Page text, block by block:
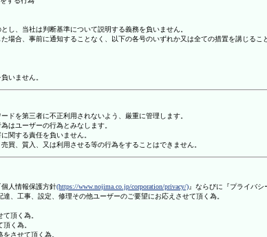
し、当社は判断基準について説明する義務を負いません。
合、事前に通知することなく、以下の各号のいずれか又は全ての措置を講じるこ
いません。
ドを第三者に不正利用されないよう、厳重に管理します。
はユーザーの行為とみなします。
関する責任を負いません。
買、質入、又は利用させる等の行為をすることはできません。
人情報保護方針(https://www.nojima.co.jp/corporation/privacy/)』ならびに『プライバシ
、工事、設定、修理その他ユーザーのご要望にお応えさせて頂く為。
頂く為。
く為。
させて頂く為。